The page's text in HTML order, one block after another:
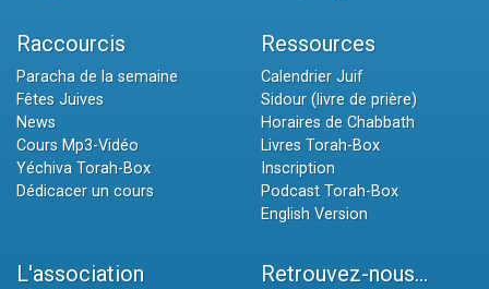
Raccourcis
Paracha de la semaine
Fêtes Juives
News
Cours Mp3-Vidéo
Yéchiva Torah-Box
Dédicacer un cours
Ressources
Calendrier Juif
Sidour (livre de prière)
Horaires de Chabbath
Livres Torah-Box
Inscription
Podcast Torah-Box
English Version
L'association Retrouvez-nous...